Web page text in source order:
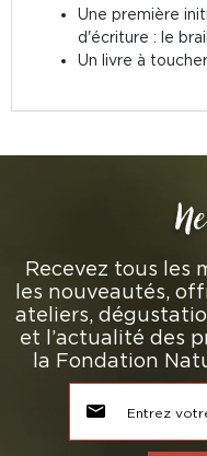
Une première
d'écriture : le
Un livre à
Recevez tous les
les nouveautés,
ateliers,
et l’actualité des
la Fondation